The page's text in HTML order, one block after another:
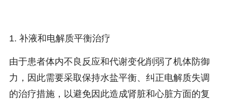
1. 补液和电解质平衡治疗
由于患者体内不良反应和代谢变化削弱了机体防御
力，因此需要采取保持水盐平衡、纠正电解质失调
的治疗措施，以避免因此造成肾脏和心脏方面的复